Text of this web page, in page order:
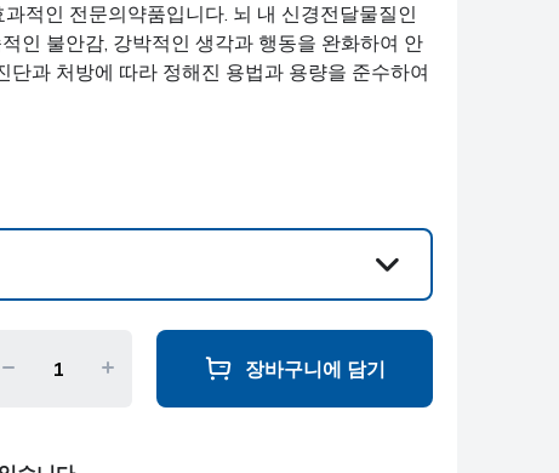
여성 건강
적인 전문의약품입니다. 뇌 내 신경전달물질인
인 불안감, 강박적인 생각과 행동을 완화하여 안
과 처방에 따라 정해진 용법과 용량을 준수하여
장바구니에 담기